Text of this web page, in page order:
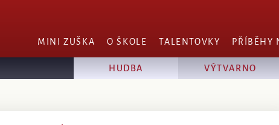
MINI ZUŠKA O ŠKOLE TALENTOVKY PŘÍBĚHY
HUDBA VÝTVARNO